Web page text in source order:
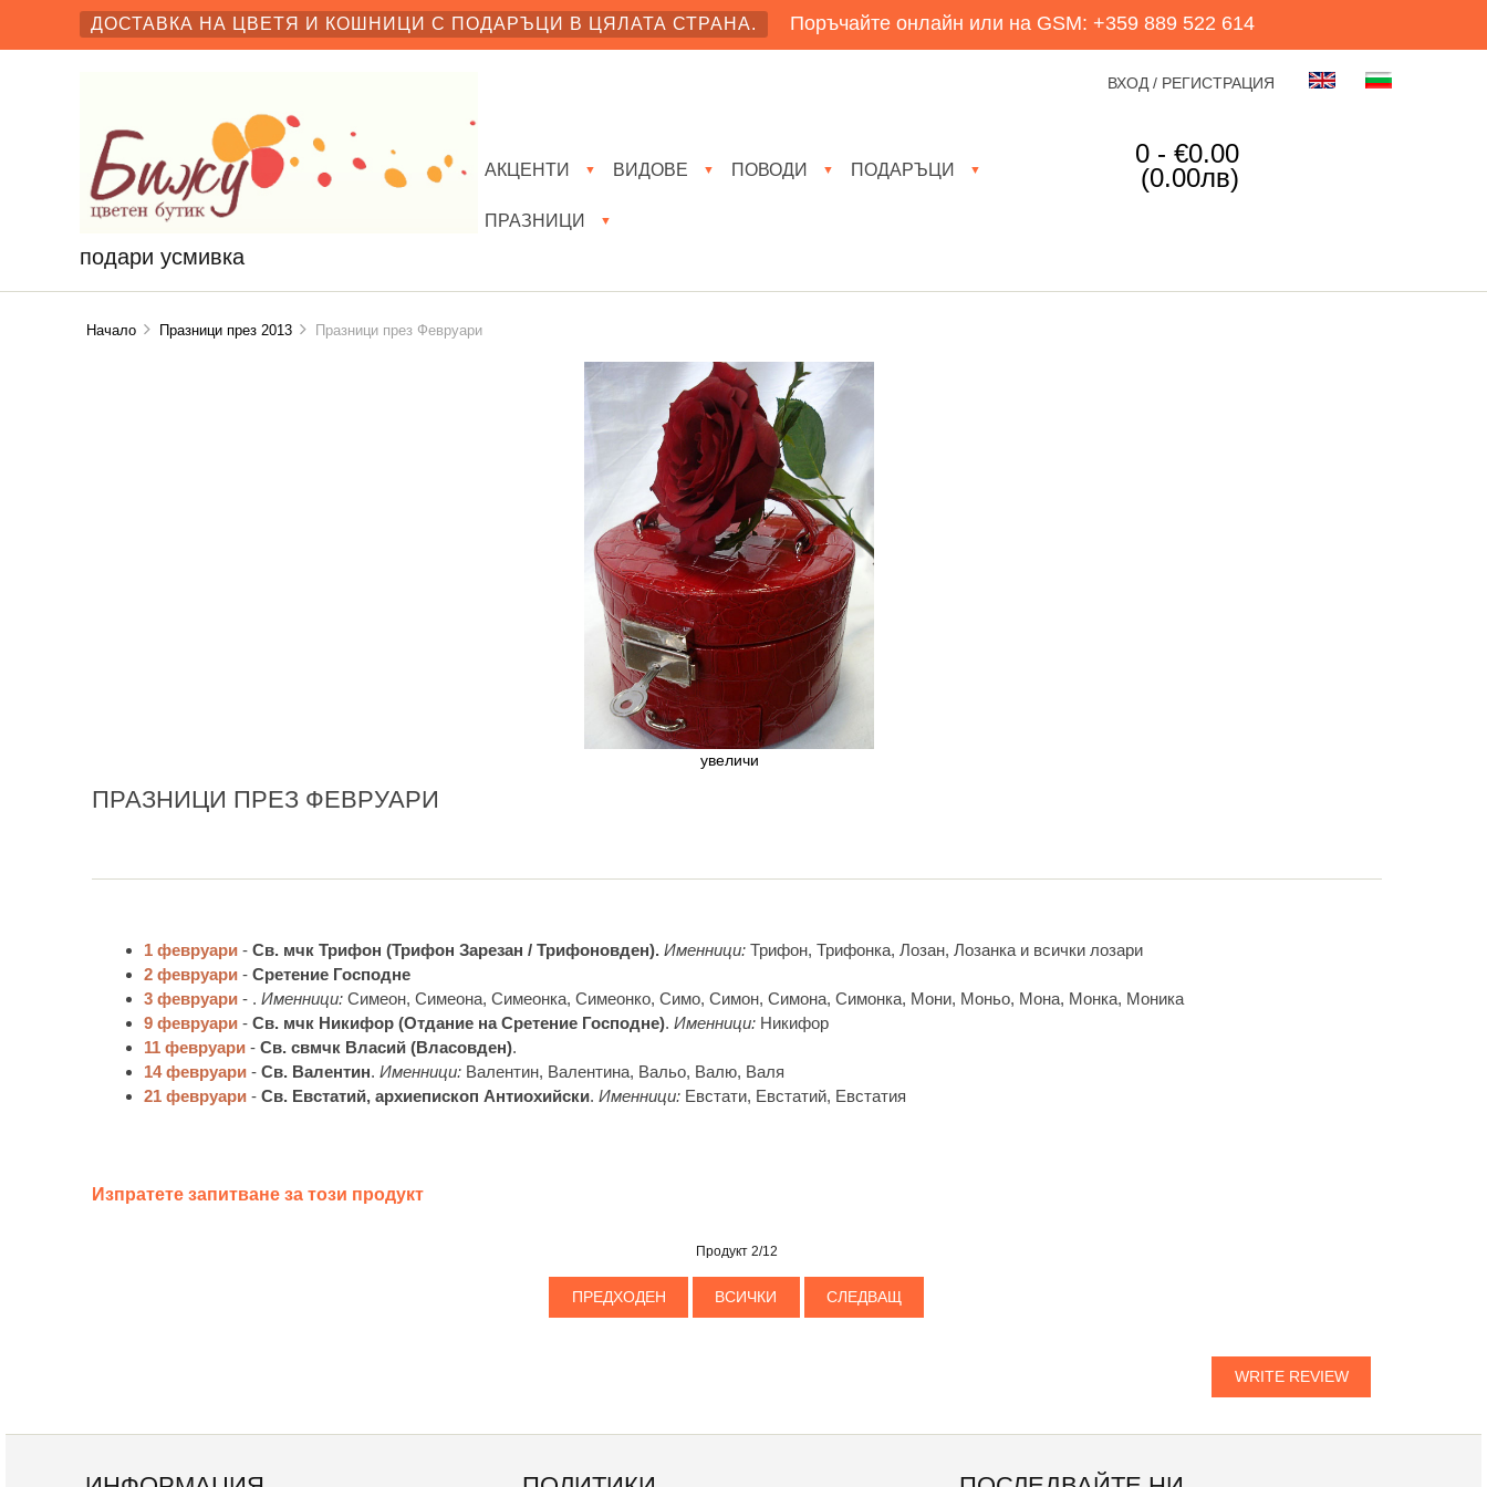
ДОСТАВКА НА ЦВЕТЯ И КОШНИЦИ С ПОДАРЪЦИ В ЦЯЛАТА СТРАНА. Поръчайте онлайн или на GSM: +359 889 522 614
подари усмивка
АКЦЕНТИ ▼ ВИДОВЕ ▼ ПОВОДИ ▼ ПОДАРЪЦИ ▼
ПРАЗНИЦИ ▼
ВХОД / РЕГИСТРАЦИЯ
0 - €0.00
(0.00лв)
Начало Празници през 2013 Празници през Февруари
увеличи
ПРАЗНИЦИ ПРЕЗ ФЕВРУАРИ
1 февруари -Св. мчк Трифон (Трифон Зарезан / Трифоновден). Именници: Трифон, Трифонка, Лозан, Лозанка и всички лозари
2 февруари -Сретение Господне
3 февруари - .Именници: Симеон, Симеона, Симеонка, Симеонко, Симо, Симон, Симона, Симонка, Мони, Моньо, Мона, Монка, Моника
9 февруари -Св. мчк Никифор (Отдание на Сретение Господне).Именници: Никифор
11 февруари -Св. свмчк Власий (Власовден).
14 февруари -Св. Валентин.Именници: Валентин, Валентина, Вальо, Валю, Валя
21 февруари -Св. Евстатий, архиепископ Антиохийски.Именници: Евстати, Евстатий, Евстатия
Изпратете запитване за този продукт
Продукт 2/12
ПРЕДХОДЕН ВСИЧКИ СЛЕДВАЩ
WRITE REVIEW